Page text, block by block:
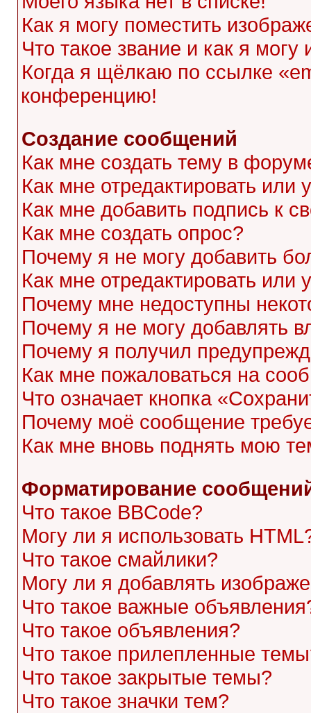
Как я могу поместить
Что такое звание и как я могу
Когда я щёлкаю по ссылке
конференцию!
Создание сообщений
Как мне создать тему в
Как мне отредактировать или
Как мне добавить подпись к
Как мне создать опрос?
Почему я не могу добавить
Как мне отредактировать или
Почему мне недоступны
Почему я не могу добавлять
Почему я получил
Как мне пожаловаться на
Что означает кнопка
Почему моё сообщение
Как мне вновь поднять мою
Форматирование
Что такое BBCode?
Могу ли я использовать
Что такое смайлики?
Могу ли я добавлять
Что такое важные
Что такое объявления?
Что такое прилепленные
Что такое закрытые темы?
Что такое значки тем?